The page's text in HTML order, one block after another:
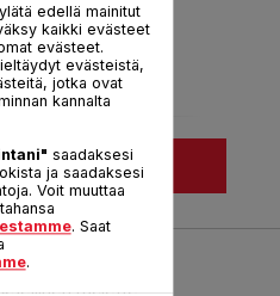
LISÄÄ
Vertaile
INOX & DESIGN
raclette-
edellä mainitut
kaikki evästeet
evästeet.
evästeistä,
jotka ovat
kannalta
saadaksesi
ja saadaksesi
Voit muuttaa
. Saat
.